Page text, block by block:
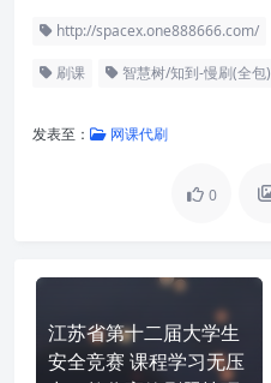
http://spacex.one888666.com/
刷课 智慧树/知到-慢刷(全包)
发表至： 网课代刷
0
江苏省第十二届大学生
安全竞赛 课程学习无压